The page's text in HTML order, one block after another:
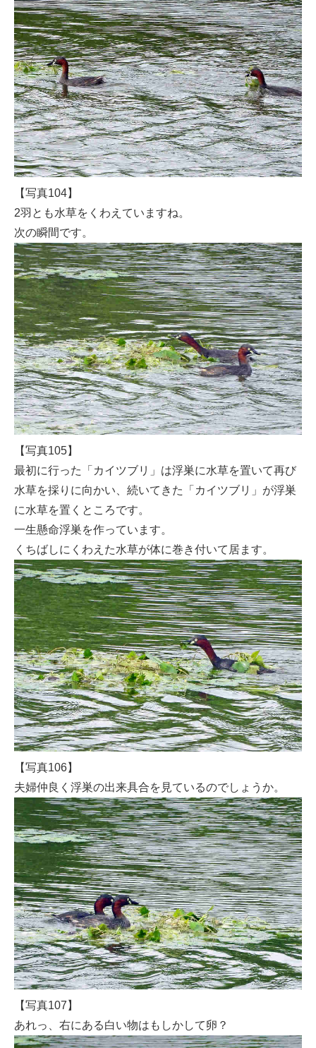
【写真104】
2羽とも水草をくわえていますね。
次の瞬間です。
【写真105】
最初に行った「カイツブリ」は浮巣に水草を置いて再び
水草を採りに向かい、続いてきた「カイツブリ」が浮巣
に水草を置くところです。
一生懸命浮巣を作っています。
くちばしにくわえた水草が体に巻き付いて居ます。
【写真106】
夫婦仲良く浮巣の出来具合を見ているのでしょうか。
【写真107】
あれっ、右にある白い物はもしかして卵？